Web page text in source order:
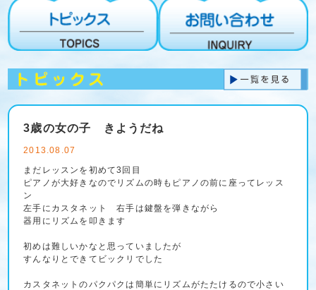
3歳の女の子 きようだね
2013.08.07
まだレッスンを初めて3回目
ピアノが大好きなのでリズムの時もピアノの前に座ってレッス
ン
左手にカスタネット 右手は鍵盤を弾きながら
器用にリズムを叩きます
初めは難しいかなと思っていましたが
すんなりとできてビックリでした
カスタネットのパクパクは簡単にリズムがたたけるので小さい